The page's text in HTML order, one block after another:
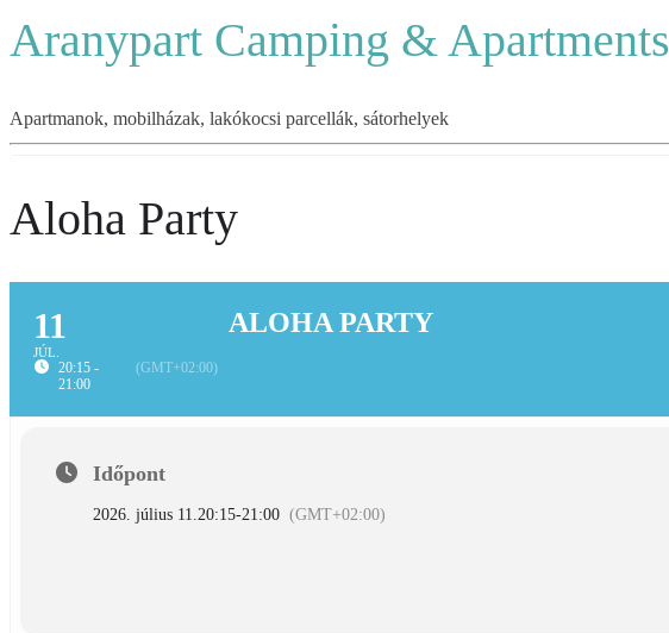
Aranypart Camping & Apartments
Apartmanok, mobilházak, lakókocsi parcellák, sátorhelyek
Aloha Party
11
JÚL.
20:15 -
21:00
(GMT+02:00)
ALOHA PARTY
Időpont
2026. július 11.20:15-21:00 (GMT+02:00)